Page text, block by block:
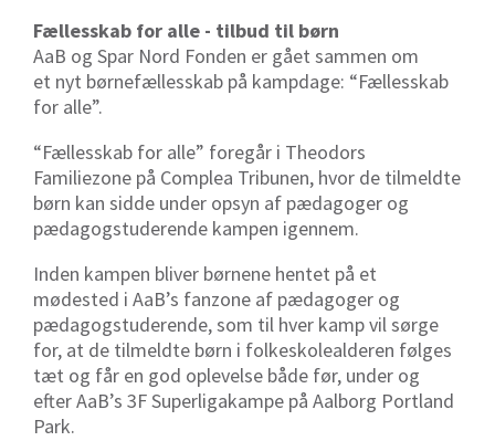
Fællesskab for alle - tilbud til børn
AaB og Spar Nord Fonden er gået sammen om
et nyt børnefællesskab på kampdage: “Fællesskab
for alle”.
“Fællesskab for alle” foregår i Theodors
Familiezone på Complea Tribunen, hvor de tilmeldte
børn kan sidde under opsyn af pædagoger og
pædagogstuderende kampen igennem.
Inden kampen bliver børnene hentet på et
mødested i AaB’s fanzone af pædagoger og
pædagogstuderende, som til hver kamp vil sørge
for, at de tilmeldte børn i folkeskolealderen følges
tæt og får en god oplevelse både før, under og
efter AaB’s 3F Superligakampe på Aalborg Portland
Park.